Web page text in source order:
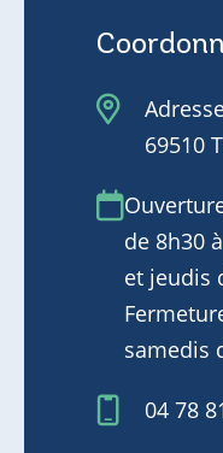
69510
de 8h30
et jeudis
samedis
04 78